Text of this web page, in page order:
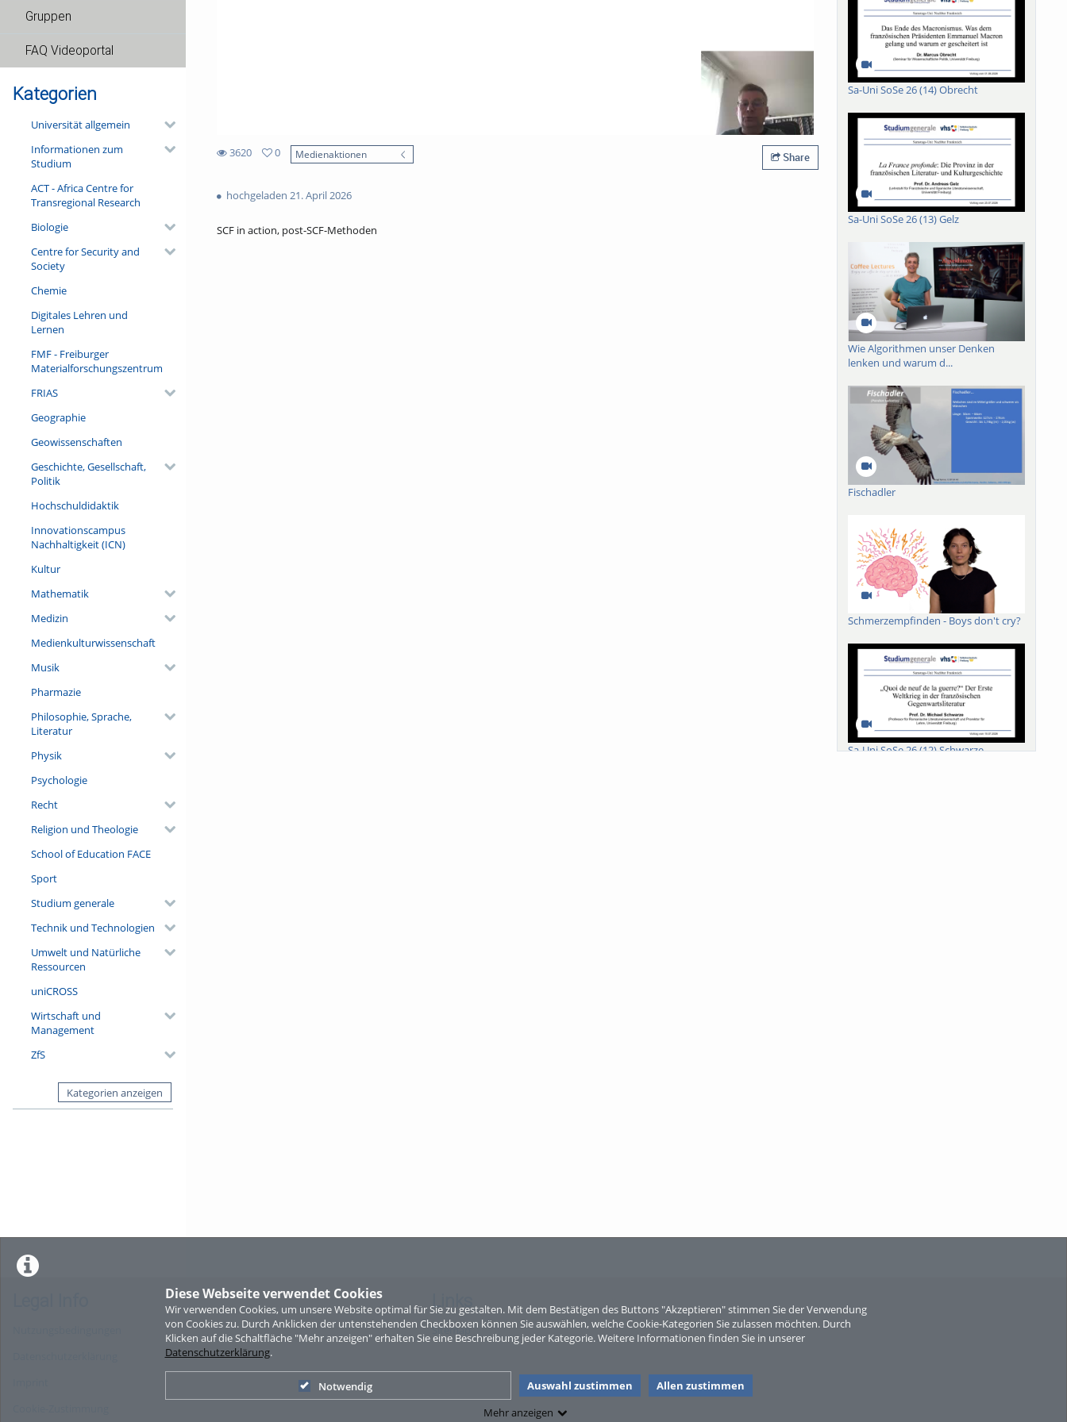
Diese Webseite verwendet Cookies
Wir verwenden Cookies, um unsere Website optimal für Sie zu gestalten. Mit dem Bestätigen des Buttons "Akzeptieren" stimmen Sie der Verwendung
von Cookies zu. Durch Anklicken der untenstehenden Checkboxen können Sie auswählen, welche Cookie-Kategorien Sie zulassen möchten. Durch
Klicken auf die Schaltfläche "Mehr anzeigen" erhalten Sie eine Beschreibung jeder Kategorie. Weitere Informationen finden Sie in unserer
Datenschutzerklärung.
Notwendig Auswahl zustimmen
Allen zustimmen
Mehr anzeigen
Gruppen
FAQ Videoportal
Kategorien
Universität allgemein
Informationen zum
Studium
ACT - Africa Centre for
Transregional Research
Biologie
Centre for Security and
Society
Chemie
Digitales Lehren und
Lernen
FMF - Freiburger
Materialforschungszentrum
FRIAS
Geographie
Geowissenschaften
Geschichte, Gesellschaft,
Politik
Hochschuldidaktik
Innovationscampus
Nachhaltigkeit (ICN)
Kultur
Mathematik
Medizin
Medienkulturwissenschaft
Musik
Pharmazie
Philosophie, Sprache,
Literatur
Physik
Psychologie
Recht
Religion und Theologie
School of Education FACE
Sport
Studium generale
Technik und Technologien
Umwelt und Natürliche
Ressourcen
uniCROSS
Wirtschaft und
Management
ZfS
Kategorien anzeigen
3620
views
0
Medienaktionen Share
hochgeladen 21. April 2026
SCF in action, post-SCF-Methoden
Sa-Uni SoSe 26 (14) Obrecht
Sa-Uni SoSe 26 (13) Gelz
Wie Algorithmen unser Denken
lenken und warum d...
Fischadler
Schmerzempfinden - Boys don't cry?
Sa-Uni SoSe 26 (12) Schwarze
Sperber
Links
Sitemap